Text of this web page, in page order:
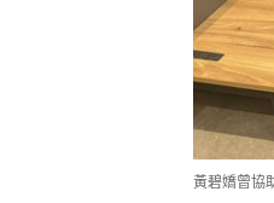
黃碧嬌曾協